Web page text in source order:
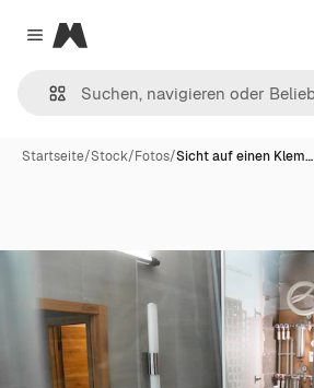
Close menu
Magnific
Startseite/Stock/Fotos/Sicht auf einen Klem…